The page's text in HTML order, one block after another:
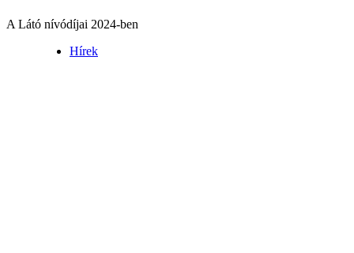
A Látó nívódíjai 2024-ben
Hírek